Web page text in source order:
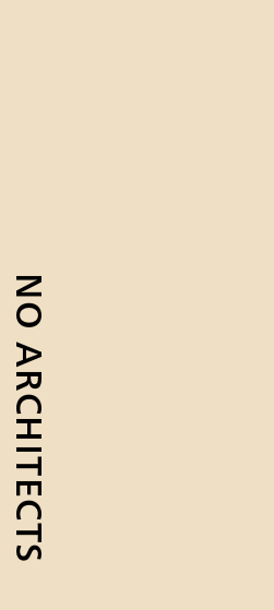
NO ARCHITECTS